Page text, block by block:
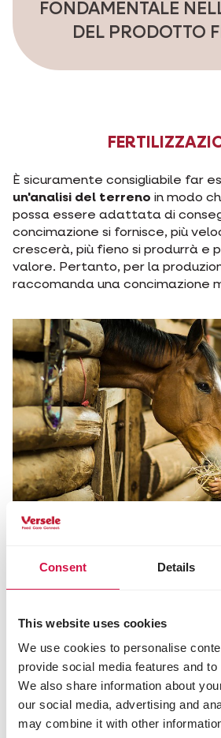
Consent Details
This website uses cookies
We use cookies to personalise
provide social media features and
We also share information about
our social media, advertising and
may combine it with other
FONDAMENTALE
DEL PRODOTTO
È sicuramente consigliabile far
un'analisi del terreno in modo
possa essere adattata di
concimazione si fornisce, più
crescerà, più fieno si produrrà e
valore. Pertanto, per la
raccomanda una concimazione
IL MOMENTO DELLA
per quanto riguarda il valore
vecchia, più sarà composta da
nutrizionale sarà sempre più
condizioni atmosferiche
l’asciugatura hanno un ruolo